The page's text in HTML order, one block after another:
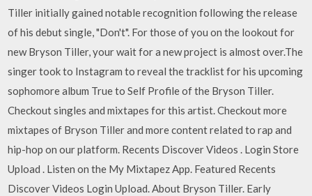
Tiller initially gained notable recognition following the release
of his debut single, "Don't". For those of you on the lookout for
new Bryson Tiller, your wait for a new project is almost over.The
singer took to Instagram to reveal the tracklist for his upcoming
sophomore album True to Self Profile of the Bryson Tiller.
Checkout singles and mixtapes for this artist. Checkout more
mixtapes of Bryson Tiller and more content related to rap and
hip-hop on our platform. Recents Discover Videos . Login Store
Upload . Listen on the My Mixtapez App. Featured Recents
Discover Videos Login Upload. About Bryson Tiller. Early